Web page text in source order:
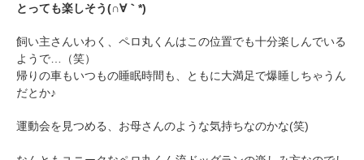
とっても楽しそう(∩∀｀*)
飼い主さんいわく、ペロ丸くんはこの位置でも十分楽しんでいる
ようで…（笑）
帰りの車もいつもの睡眠時間も、ともに大満足で爆睡しちゃうん
だとか♪
運動会を見つめる、お母さんのような気持ちなのかな(笑)